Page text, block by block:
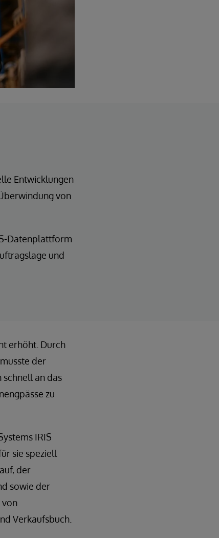
Entwicklungen
von
Datenplattform
und
erhöht. Durch
der
schnell an das
zu
IRIS
sie speziell
der
sowie der
von
Verkaufsbuch.